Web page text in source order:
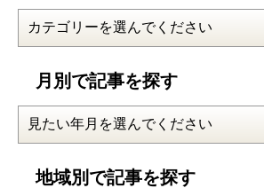
月別で記事を探す
地域別で記事を探す